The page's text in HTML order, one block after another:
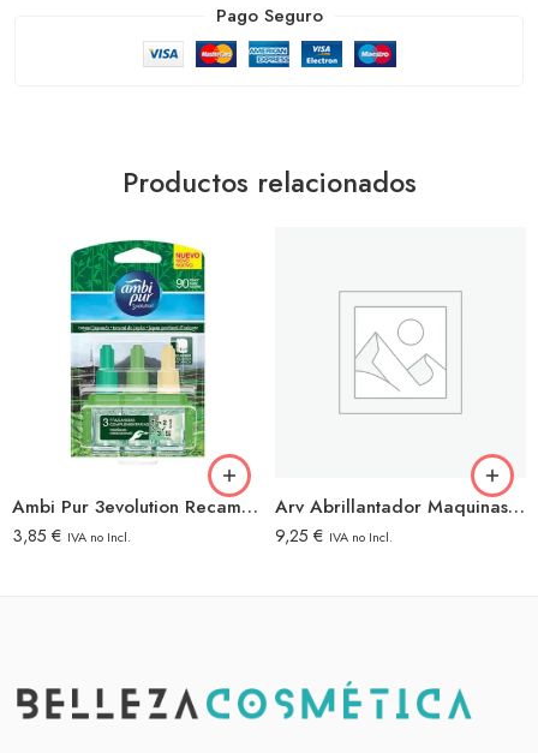
Pago Seguro
Productos relacionados
Ambi Pur 3evolution Recambio Tatami Japan
3,85 € IVA no Incl.
Arv Abrillantador Maquinas Lavavajillas 5L
9,25 € IVA no Incl.